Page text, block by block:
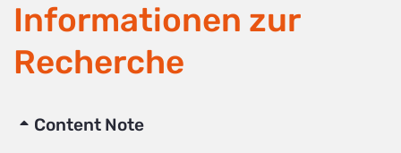
Informationen zur
Recherche
Content Note